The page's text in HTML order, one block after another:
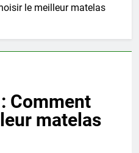
le meilleur matelas
Comment
matelas